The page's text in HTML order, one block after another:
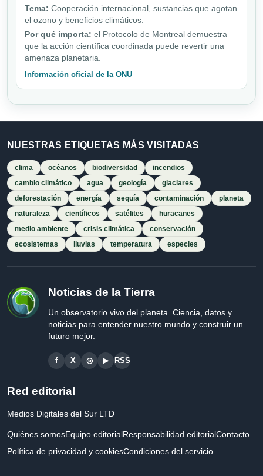
Tema: Cooperación internacional, sustancias que agotan
el ozono y beneficios climáticos.
Por qué importa: el Protocolo de Montreal demuestra
que la acción científica coordinada puede revertir una
amenaza planetaria.
Información oficial de la ONU
NUESTRAS ETIQUETAS MÁS VISITADAS
clima océanos biodiversidad
incendios
cambio climático
agua geología
glaciares
deforestación
energía sequía contaminación
planeta
naturaleza
científicos satélites
huracanes
medio ambiente
crisis climática
conservación
ecosistemas
lluvias temperatura especies
Noticias de la Tierra
Un observatorio vivo del planeta. Ciencia, datos y
noticias para entender nuestro mundo y construir un
futuro mejor.
f X ◎ ▶ RSS
Red editorial
Medios Digitales del Sur LTD
Quiénes somosEquipo editorialResponsabilidad editorialContacto
Política de privacidad y cookiesCondiciones del servicio